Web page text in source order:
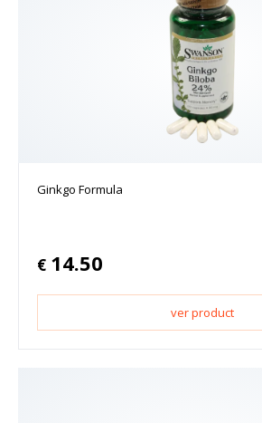
Ginkgo Formula
€ 14.50
ver product